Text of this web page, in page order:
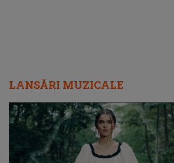
LANSĂRI MUZICALE